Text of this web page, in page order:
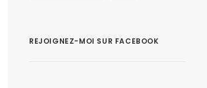
REJOIGNEZ-MOI SUR FACEBOOK